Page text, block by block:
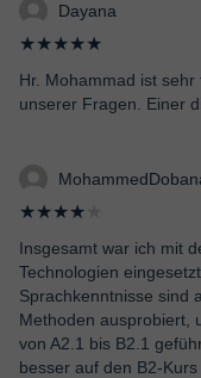
Dayana
★★★★★
Hr. Mohammad ist
unserer Fragen. Einer
★★★★
Insgesamt war ich mit
Technologien
Sprachkenntnisse sind
Methoden ausprobiert,
von A2.1 bis B2.1
besser auf den B2-